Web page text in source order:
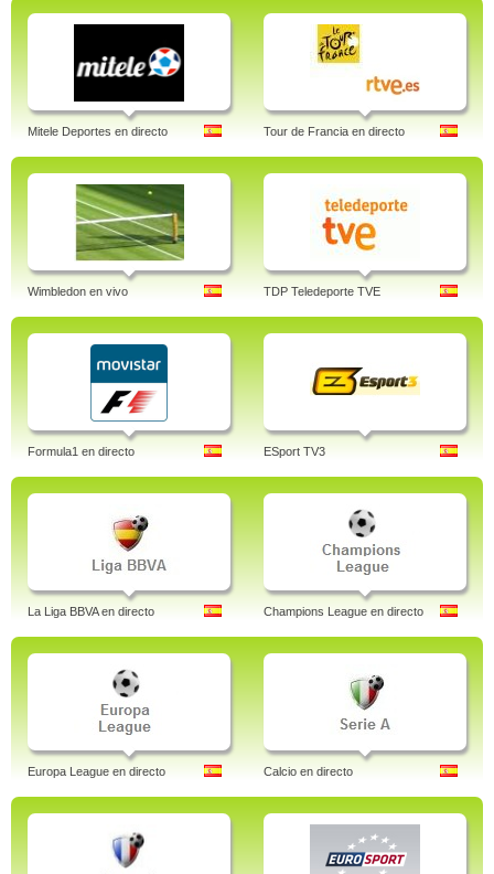
Mitele Deportes en directo Tour de Francia en directo
Wimbledon en vivo TDP Teledeporte TVE
Formula1 en directo ESport TV3
La Liga BBVA en directo Champions League en directo
Europa League en directo Calcio en directo